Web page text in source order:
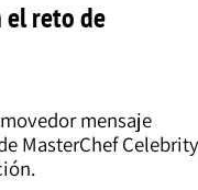
el reto de
mensaje
MasterChef Celebrity